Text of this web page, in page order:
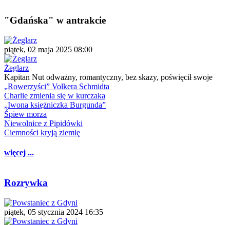
"Gdańska" w antrakcie
piątek, 02 maja 2025 08:00
Żeglarz
Kapitan Nut odważny, romantyczny, bez skazy, poświęcił swoje
„Rowerzyści” Volkera Schmidta
Charlie zmienia się w kurczaka
„Iwona księżniczka Burgunda”
Śpiew morza
Niewolnice z Pipidówki
Ciemności kryją ziemię
więcej ...
Rozrywka
piątek, 05 stycznia 2024 16:35